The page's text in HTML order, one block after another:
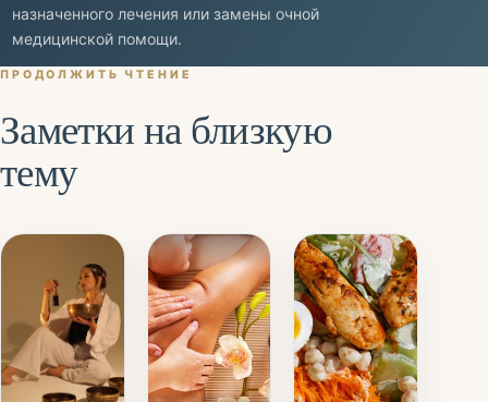
назначенного лечения или замены очной
медицинской помощи.
ПРОДОЛЖИТЬ ЧТЕНИЕ
Заметки на близкую
тему